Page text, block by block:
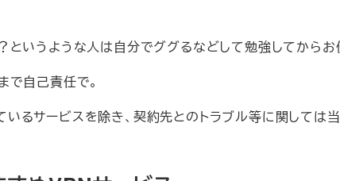
というような人は自分でググるなどして勉強してからお
で自己責任で。
いるサービスを除き、契約先とのトラブル等に関して